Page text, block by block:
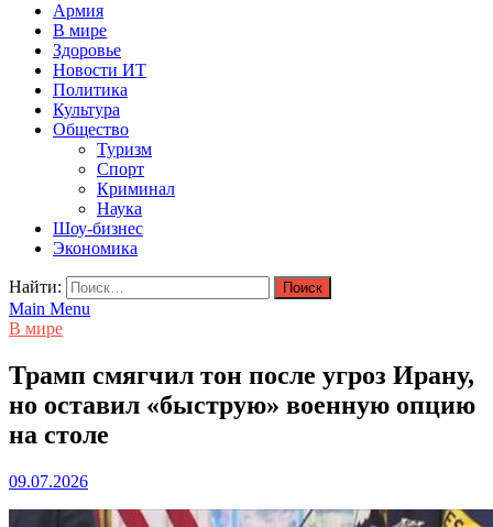
Армия
В мире
Здоровье
Новости ИТ
Политика
Культура
Общество
Туризм
Спорт
Криминал
Наука
Шоу-бизнес
Экономика
Найти:
Main Menu
В мире
Трамп смягчил тон после угроз Ирану,
но оставил «быструю» военную опцию
на столе
09.07.2026